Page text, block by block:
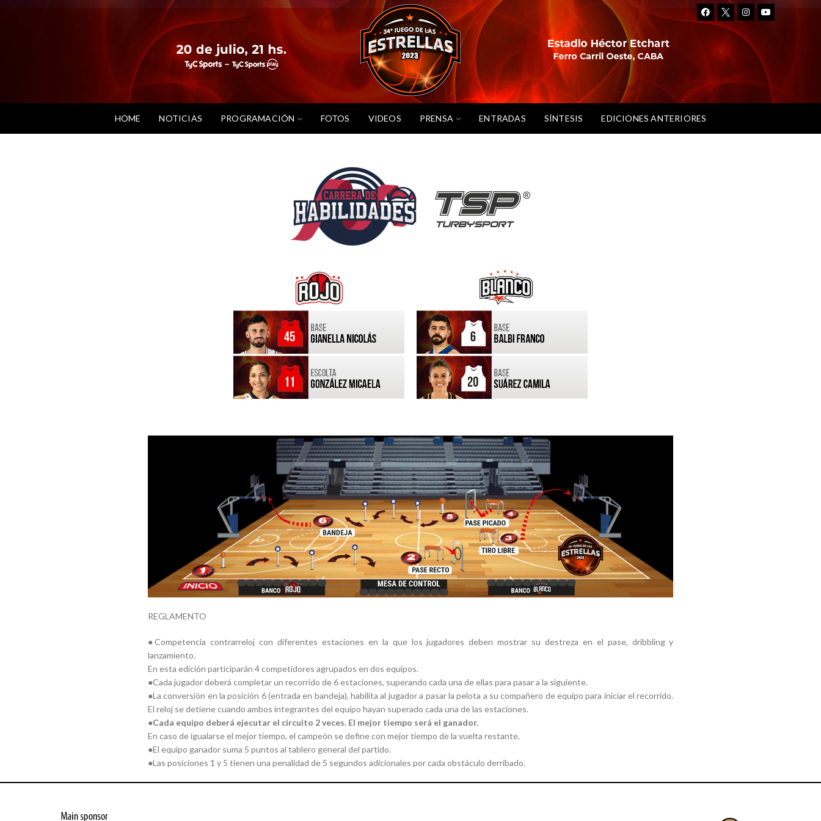
HOME NOTICIAS PROGRAMACIÓN FOTOS VIDEOS PRENSA ENTRADAS SÍNTESIS EDICIONES ANTERIORES
REGLAMENTO
●Competencia contrarreloj con diferentes estaciones en la que los jugadores deben mostrar su destreza en el pase, dribbling y
lanzamiento.
En esta edición participarán 4 competidores agrupados en dos equipos.
●Cada jugador deberá completar un recorrido de 6 estaciones, superando cada una de ellas para pasar a la siguiente.
●La conversión en la posición 6 (entrada en bandeja), habilita al jugador a pasar la pelota a su compañero de equipo para iniciar el recorrido.
El reloj se detiene cuando ambos integrantes del equipo hayan superado cada una de las estaciones.
●Cada equipo deberá ejecutar el circuito 2 veces. El mejor tiempo será el ganador.
En caso de igualarse el mejor tiempo, el campeón se define con mejor tiempo de la vuelta restante.
●El equipo ganador suma 5 puntos al tablero general del partido.
●Las posiciones 1 y 5 tienen una penalidad de 5 segundos adicionales por cada obstáculo derribado.